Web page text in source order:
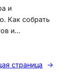
и
Как собрать
и…
страница →